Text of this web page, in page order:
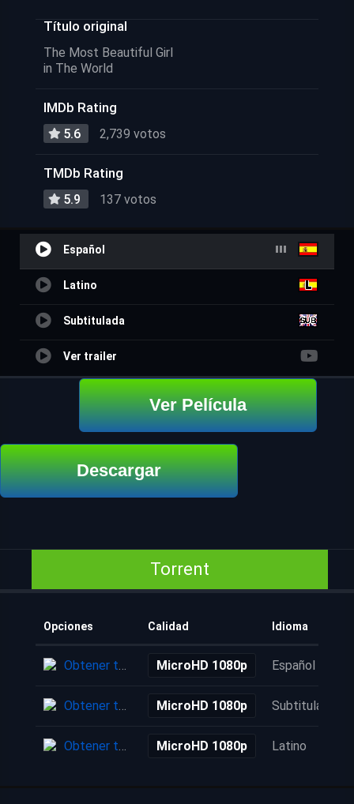
Título original
The Most Beautiful Girl
in The World
IMDb Rating
5.6 2,739 votos
TMDb Rating
5.9 137 votos
Español
Latino
Subtitulada
Ver trailer
Ver Película
Descargar
Torrent
Opciones Calidad Idioma
Obtener torrent MicroHD 1080p Español
Obtener torrent MicroHD 1080p Subtitulada
Obtener torrent MicroHD 1080p Latino